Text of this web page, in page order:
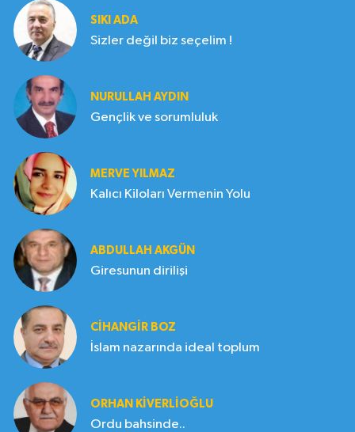
SIKI ADA
Sizler değil biz seçelim !
NURULLAH AYDIN
Gençlik ve sorumluluk
MERVE YILMAZ
Kalıcı Kiloları Vermenin Yolu
ABDULLAH AKGÜN
Giresunun dirilişi
CIHANGIR BOZ
İslam nazarında ideal toplum
ORHAN KIVERLIOĞLU
Ordu bahsinde..